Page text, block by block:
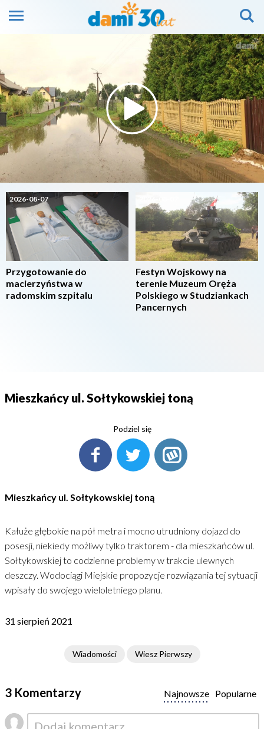
2026-08-07
Przygotowanie do
macierzyństwa w
radomskim szpitalu
Festyn Wojskowy na
terenie Muzeum Oręża
Polskiego w Studziankach
Pancernych
Mieszkańcy ul. Sołtykowskiej toną
Podziel się
Mieszkańcy ul. Sołtykowskiej toną
Kałuże głębokie na pół metra i mocno utrudniony dojazd do
posesji, niekiedy możliwy tylko traktorem - dla mieszkańców ul.
Sołtykowskiej to codzienne problemy w trakcie ulewnych
deszczy. Wodociągi Miejskie propozycje rozwiązania tej sytuacji
wpisały do swojego wieloletniego planu.
31 sierpień 2021
Wiadomości Wiesz Pierwszy
3 Komentarzy Popularne
Najnowsze